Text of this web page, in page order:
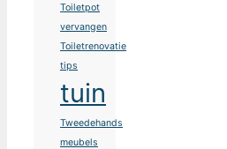
Toiletpot
vervangen
Toiletrenovatie
tips
tuin
Tweedehands
meubels